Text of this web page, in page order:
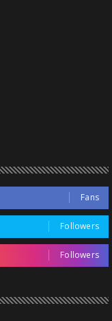
Fans
Followers
Followers